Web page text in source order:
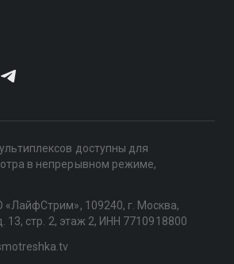
доступны для
в непрерывном режиме,
109240, г. Москва,
13, стр. 2, этаж 2, ИНН 7710918800